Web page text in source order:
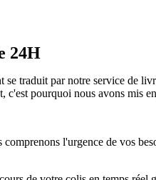
24H
traduit par notre service de
pourquoi nous avons mis
comprenons l'urgence de vos